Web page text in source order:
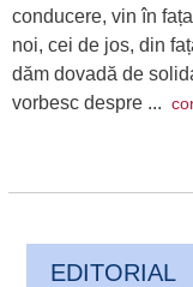
conducere, vin în
noi, cei de jos, din
dăm dovadă de
vorbesc despre ...
EDITORIAL